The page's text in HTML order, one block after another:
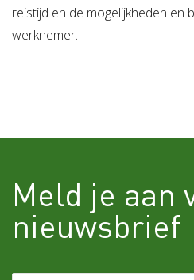
reistijd en de mogelijkheden en
werknemer.
Meld je aan
nieuwsbrief